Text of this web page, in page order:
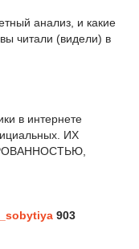
анализ, и какие
читали (видели) в
в интернете
ИХ
903